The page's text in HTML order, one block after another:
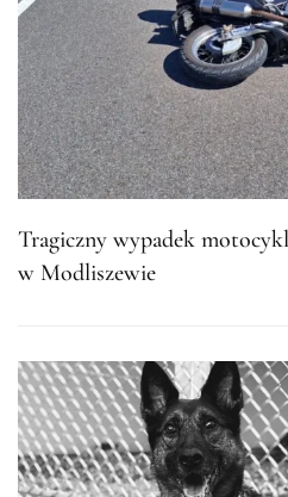
Tragiczny wypadek
w Modliszewie